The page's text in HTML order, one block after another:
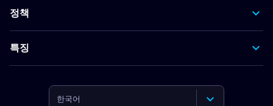
정책
특징
한국어